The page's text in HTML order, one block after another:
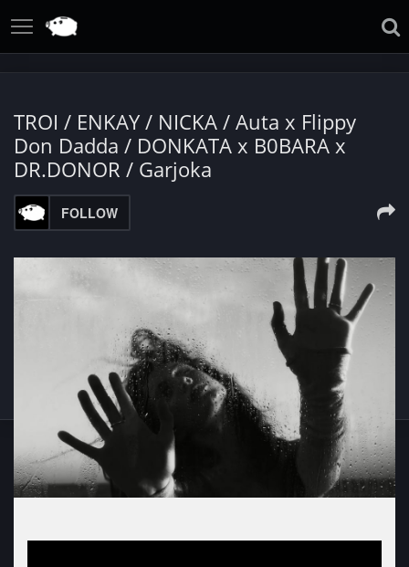
TROI / ENKAY / NICKA / Auta x Flippy
Don Dadda / DONKATA x B0BARA x
DR.DONOR / Garjoka
FOLLOW